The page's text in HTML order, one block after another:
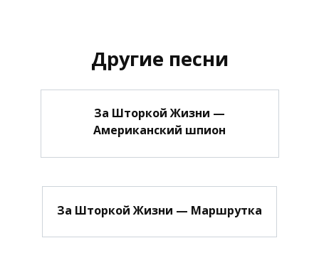
Другие песни
За Шторкой Жизни —
Американский шпион
За Шторкой Жизни — Маршрутка